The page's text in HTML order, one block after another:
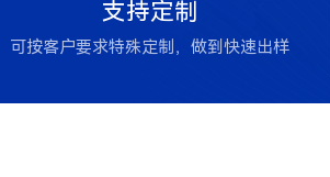
支持定制
可按客户要求特殊定制，做到快速出样